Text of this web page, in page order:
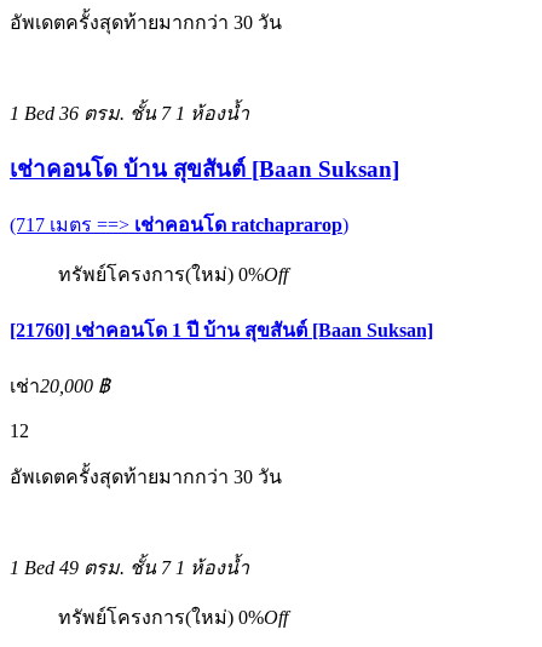
อัพเดตครั้งสุดท้ายมากกว่า 30 วัน
1 Bed 36 ตรม. ชั้น 7 1 ห้องน้ำ
เช่าคอนโด บ้าน สุขสันต์ [Baan Suksan]
(717 เมตร ==> เช่าคอนโด ratchaprarop)
ทรัพย์โครงการ(ใหม่) 0%Off
[21760] เช่าคอนโด 1 ปี บ้าน สุขสันต์ [Baan Suksan]
เช่า20,000 ฿
12
อัพเดตครั้งสุดท้ายมากกว่า 30 วัน
1 Bed 49 ตรม. ชั้น 7 1 ห้องน้ำ
ทรัพย์โครงการ(ใหม่) 0%Off